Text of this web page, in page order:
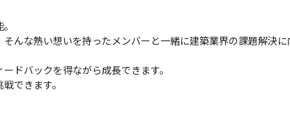
んな熱い想いを持ったメンバーと一緒に建築業界の課題解決に
ドバックを得ながら成長できます。
できます。